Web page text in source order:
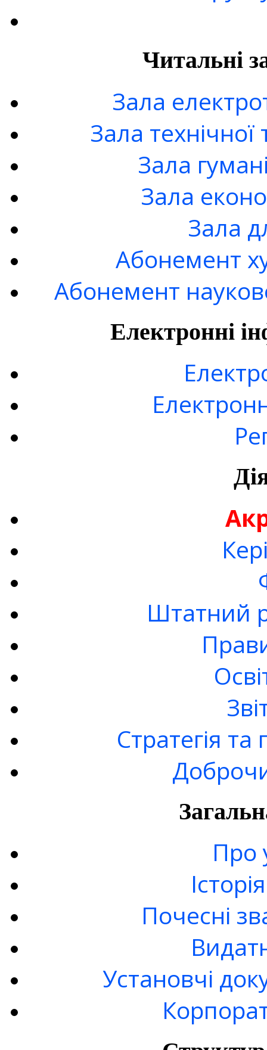
Читальні
Зала
Зала технічної
Зала
Зала
Зала
Абонемент
Абонемент
Електронні
Штатний
Стратегія
Про
Почесні
Установчі